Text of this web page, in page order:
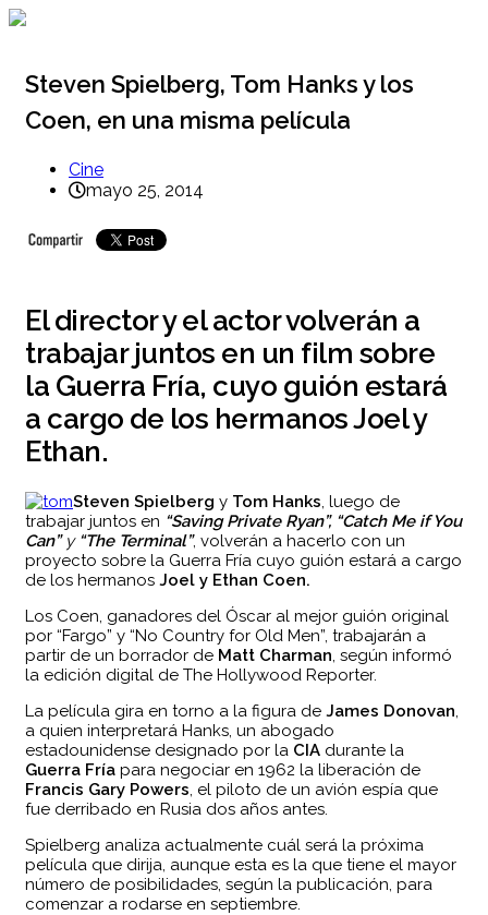
Ir
Steven Spielberg, Tom Hanks y los
Coen, en una misma película
Cine
mayo 25, 2014
El director y el actor volverán a
trabajar juntos en un film sobre
la Guerra Fría, cuyo guión estará
a cargo de los hermanos Joel y
Ethan.
Steven Spielberg y Tom Hanks, luego de
trabajar juntos en “Saving Private Ryan”, “Catch Me if You
Can” y“The Terminal”, volverán a hacerlo con un
proyecto sobre la Guerra Fría cuyo guión estará a cargo
de los hermanos Joel y Ethan Coen.
Los Coen, ganadores del Óscar al mejor guión original
por “Fargo” y “No Country for Old Men”, trabajarán a
partir de un borrador de Matt Charman, según informó
la edición digital de The Hollywood Reporter.
La película gira en torno a la figura de James Donovan,
a quien interpretará Hanks, un abogado
estadounidense designado por la CIA durante la
Guerra Fría para negociar en 1962 la liberación de
Francis Gary Powers, el piloto de un avión espía que
fue derribado en Rusia dos años antes.
Spielberg analiza actualmente cuál será la próxima
película que dirija, aunque esta es la que tiene el mayor
número de posibilidades, según la publicación, para
comenzar a rodarse en septiembre.